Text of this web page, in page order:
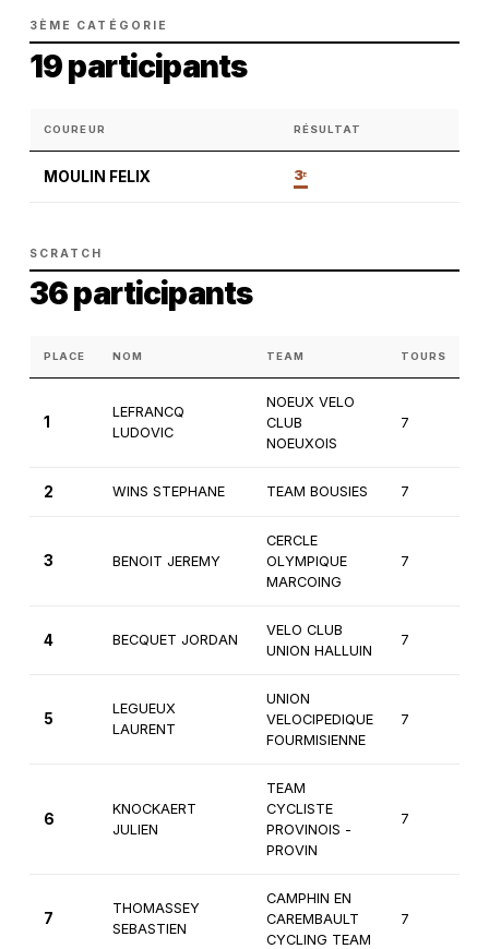
3ÈME CATÉGORIE
19 participants
COUREUR RÉSULTAT
MOULIN FELIX 3E
SCRATCH
36 participants
PLACE NOM TEAM TOURS
1
LEFRANCQ
LUDOVIC
NOEUX VELO
CLUB
NOEUXOIS
7
2 WINS STEPHANE TEAM BOUSIES 7
3 BENOIT JEREMY
CERCLE
OLYMPIQUE
MARCOING
7
4 BECQUET JORDAN
VELO CLUB
UNION HALLUIN
7
5
LEGUEUX
LAURENT
UNION
VELOCIPEDIQUE
FOURMISIENNE
7
6
KNOCKAERT
JULIEN
TEAM
CYCLISTE
PROVINOIS -
PROVIN
7
7
THOMASSEY
SEBASTIEN
CAMPHIN EN
CAREMBAULT
CYCLING TEAM
7